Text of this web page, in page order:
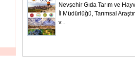
Nevşehir Gıda Tarım ve
İl Müdürlüğü, Tarımsal
v...